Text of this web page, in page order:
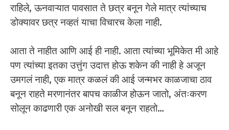
राहिले, ऊनवाऱ्यात पावसात ते छत्र बनून गेले मात्र त्यांच्याच
डोक्यावर छत्र नव्हतं याचा विचारच केला नाही.
आता ते नाहीत आणि आई ही नाही. आता त्यांच्या भूमिकेत मी आहे
पण त्यांच्या इतका उत्तुंग उदात्त होऊ शकेन की नाही हे अजून
उमगलं नाही, एक मात्र कळलं की आई जन्मभर काळजाचा ठाव
बनून राहते मरणानंतर बापच काळीज होऊन जातो, अंतःकरण
सोलून काढणारी एक अनोखी सल बनून राहतो…